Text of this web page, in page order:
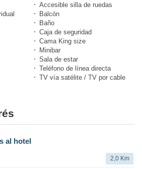
Accesible silla de ruedas
Balcón
Baño
Caja de seguridad
Cama King size
Minibar
Sala de estar
Teléfono de línea directa
TV vía satélite / TV por cable
al hotel
2,0 Km